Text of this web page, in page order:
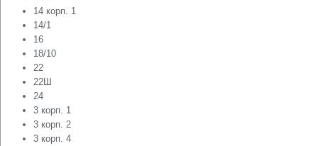
14 корп. 1
14/1
16
18/10
22
22Ш
24
3 корп. 1
3 корп. 2
3 корп. 4